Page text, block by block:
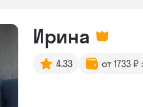
Ирина
4.33 от 1733